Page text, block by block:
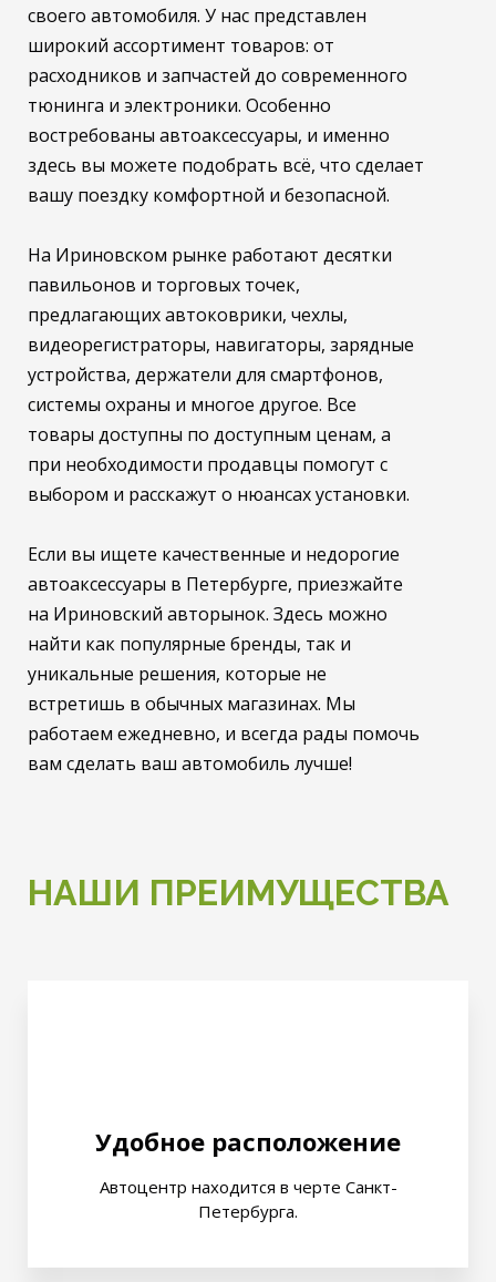
своего автомобиля. У нас представлен
широкий ассортимент товаров: от
расходников и запчастей до современного
тюнинга и электроники. Особенно
востребованы автоаксессуары, и именно
здесь вы можете подобрать всё, что сделает
вашу поездку комфортной и безопасной.
На Ириновском рынке работают десятки
павильонов и торговых точек,
предлагающих автоковрики, чехлы,
видеорегистраторы, навигаторы, зарядные
устройства, держатели для смартфонов,
системы охраны и многое другое. Все
товары доступны по доступным ценам, а
при необходимости продавцы помогут с
выбором и расскажут о нюансах установки.
Если вы ищете качественные и недорогие
автоаксессуары в Петербурге, приезжайте
на Ириновский авторынок. Здесь можно
найти как популярные бренды, так и
уникальные решения, которые не
встретишь в обычных магазинах. Мы
работаем ежедневно, и всегда рады помочь
вам сделать ваш автомобиль лучше!
НАШИ ПРЕИМУЩЕСТВА
Удобное расположение
Автоцентр находится в черте Санкт-
Петербурга.